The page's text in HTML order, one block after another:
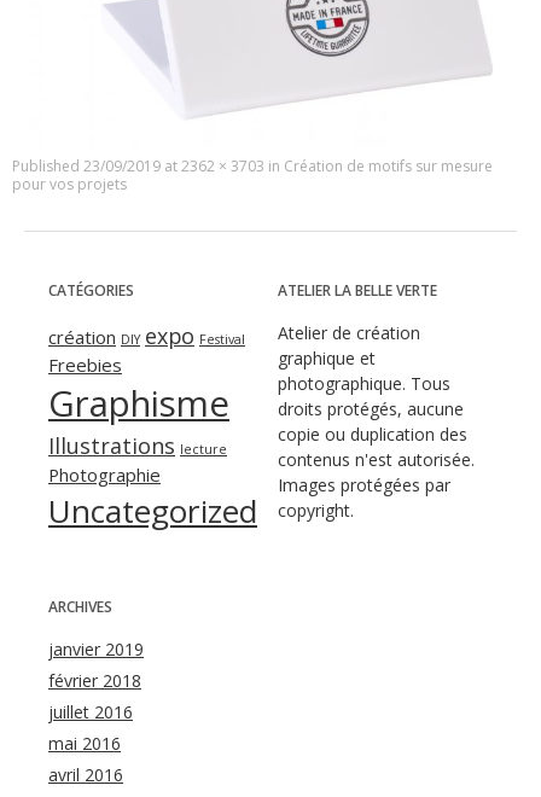
Published 23/09/2019 at2362 × 3703 in Création de motifs sur mesure
pour vos projets
CATÉGORIES
création DIY expo Festival
Freebies
Graphisme
Illustrations lecture
Photographie
Uncategorized
ATELIER LA BELLE VERTE
Atelier de création
graphique et
photographique. Tous
droits protégés, aucune
copie ou duplication des
contenus n'est autorisée.
Images protégées par
copyright.
ARCHIVES
janvier 2019
février 2018
juillet 2016
mai 2016
avril 2016